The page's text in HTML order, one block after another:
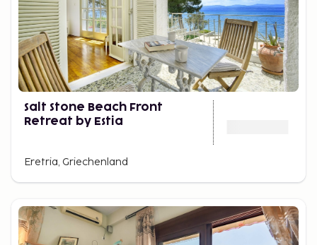
Salt Stone Beach Front
Retreat by Estia
Eretria, Griechenland